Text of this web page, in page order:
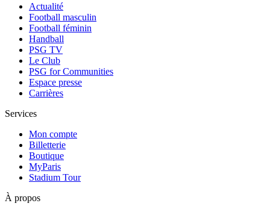
Actualité
Football masculin
Football féminin
Handball
PSG TV
Le Club
PSG for Communities
Espace presse
Carrières
Services
Mon compte
Billetterie
Boutique
MyParis
Stadium Tour
À propos